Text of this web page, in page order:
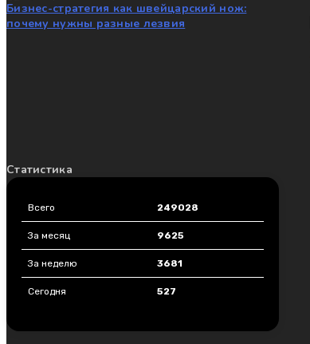
Бизнес-стратегия как швейцарский нож:
почему нужны разные лезвия
Статистика
Всего 249028
За месяц 9625
За неделю 3681
Сегодня 527